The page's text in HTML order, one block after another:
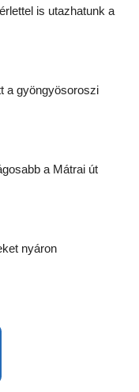
is utazhatunk a
a gyöngyösoroszi
a Mátrai út
nyáron